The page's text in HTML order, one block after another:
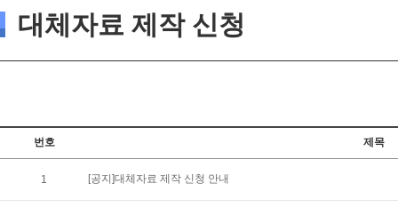
대체자료 제작 신청
번호 제목
1 [공지]대체자료 제작 신청 안내